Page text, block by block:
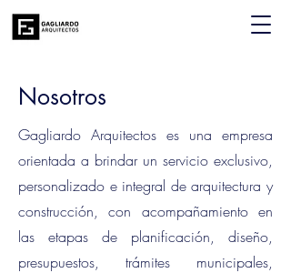
Nosotros
Gagliardo Arquitectos es una empresa
orientada a brindar un servicio exclusivo,
personalizado e integral de arquitectura y
construcción, con acompañamiento en
las etapas de planificación, diseño,
presupuestos, trámites municipales,